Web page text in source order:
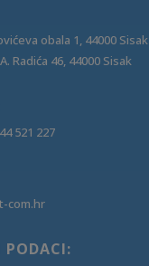
obala 1, 44000 Sisak
Radića 46, 44000 Sisak
521 227
com.hr
PODACI: